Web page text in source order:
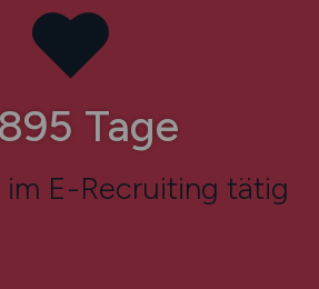
Tage
E-Recruiting tätig